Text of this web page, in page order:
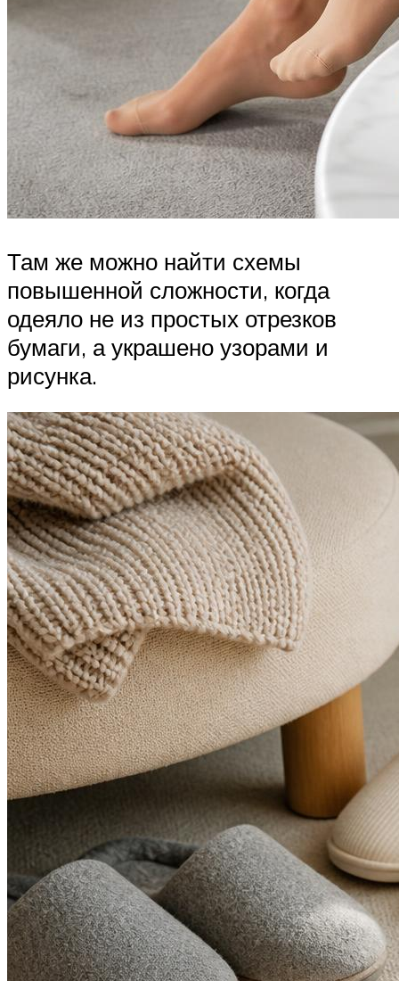
Там же можно найти схемы
повышенной сложности, когда
одеяло не из простых отрезков
бумаги, а украшено узорами и
рисунка.